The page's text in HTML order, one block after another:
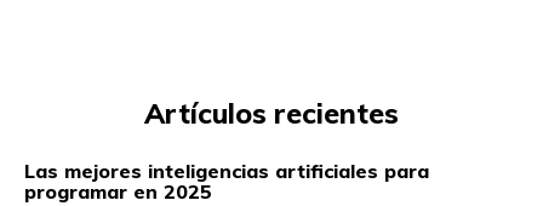
Artículos recientes
Las mejores inteligencias artificiales para
programar en 2025